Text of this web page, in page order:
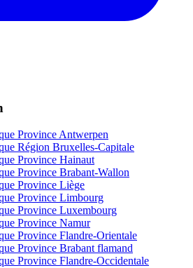
Province Antwerpen
Région Bruxelles-Capitale
Province Hainaut
Province Brabant-Wallon
Province Liège
Province Limbourg
Province Luxembourg
Province Namur
Province Flandre-Orientale
Province Brabant flamand
Province Flandre-Occidentale